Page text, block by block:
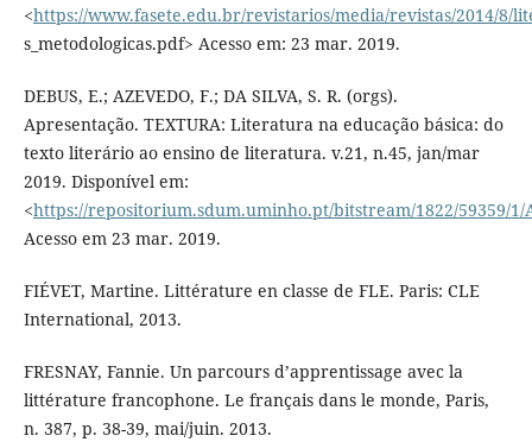
<https://www.fasete.edu.br/revistarios/media/revistas/2014/8/
s_metodologicas.pdf> Acesso em: 23 mar. 2019.
DEBUS, E.; AZEVEDO, F.; DA SILVA, S. R. (orgs).
Apresentação. TEXTURA: Literatura na educação básica: do
texto literário ao ensino de literatura. v.21, n.45, jan/mar
2019. Disponível em:
<https://repositorium.sdum.uminho.pt/bitstream/1822/59359/1/
Acesso em 23 mar. 2019.
FIÉVET, Martine. Littérature en classe de FLE. Paris: CLE
International, 2013.
FRESNAY, Fannie. Un parcours d’apprentissage avec la
littérature francophone. Le français dans le monde, Paris,
n. 387, p. 38-39, mai/juin. 2013.